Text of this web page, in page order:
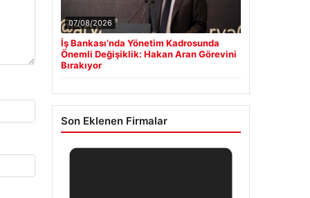
07/08/2026
İş Bankası’nda Yönetim Kadrosunda
Önemli Değişiklik: Hakan Aran Görevini
Bırakıyor
Son Eklenen Firmalar